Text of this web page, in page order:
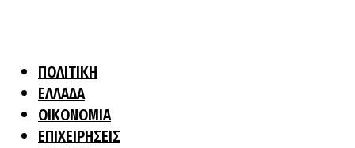
ΠΟΛΙΤΙΚΗ
ΕΛΛΑΔΑ
ΟΙΚΟΝΟΜΙΑ
ΕΠΙΧΕΙΡΗΣΕΙΣ